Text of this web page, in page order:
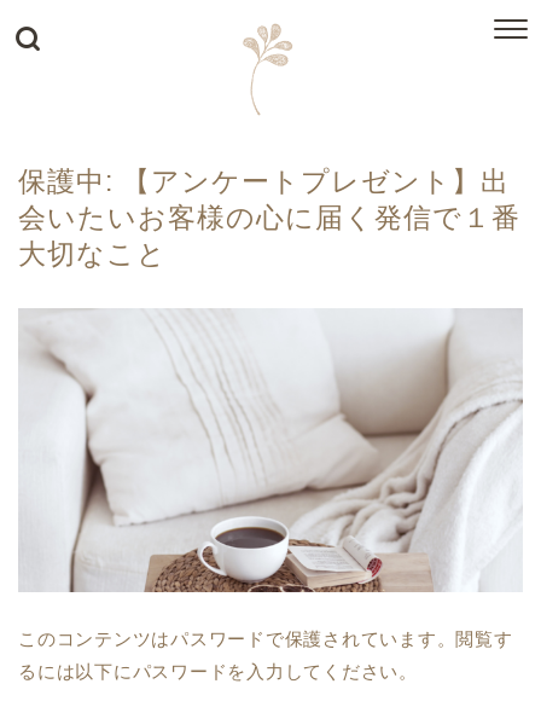
保護中: 【アンケートプレゼント】出
会いたいお客様の心に届く発信で１番
大切なこと
このコンテンツはパスワードで保護されています。閲覧す
るには以下にパスワードを入力してください。